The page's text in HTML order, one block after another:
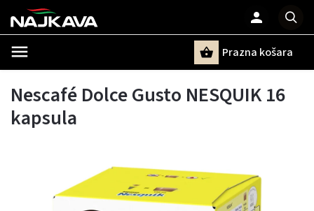
Prazna košara
Nescafé Dolce Gusto NESQUIK 16
kapsula